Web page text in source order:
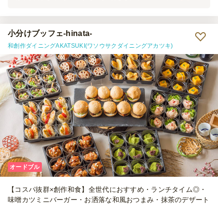
けで一気に特別感が出ました。 温製料理があるのも嬉しいポイント
で、温かい一品があるだけで満足度がぐっと上がります。冷たい料理
ばかりのデリバリーが多い中、これはありがたかったです。 味につ
いては、正直なところ、とても美味しいものもあれば「そこまでか
な」と感じるものもありました。とはいえ全体的には彩りも良く華や
かで、懇親会の場を楽しく演出してくれたので満足しています。また
社内イベントの機会があれば利用したいと思います。
小分けブッフェ-hinata-
和創作ダイニングAKATSUKI(ワソウサクダイニングアカツキ)
オードブル
【コスパ抜群×創作和食】全世代におすすめ・ランチタイム◎・
味噌カツミニバーガー・お洒落な和風おつまみ・抹茶のデザート